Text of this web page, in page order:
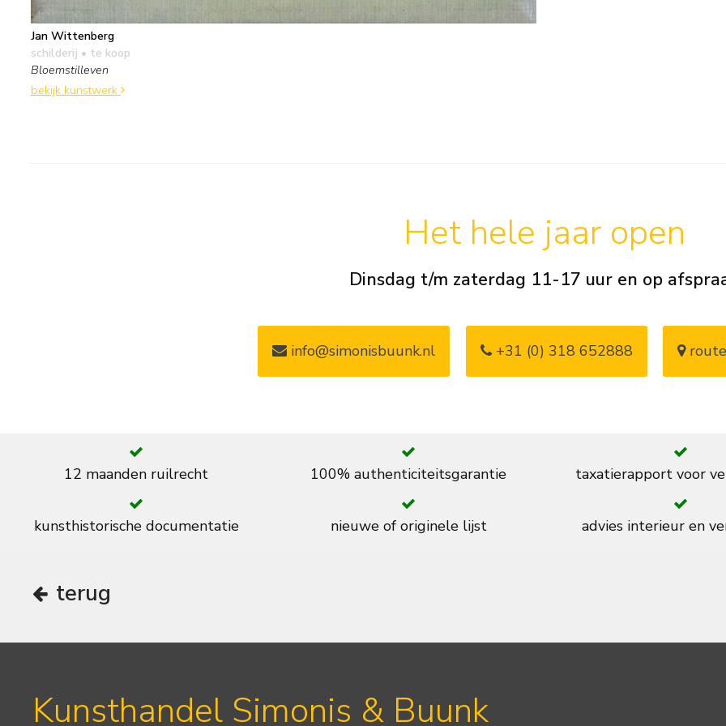
Jan Wittenberg
schilderij • te koop
Bloemstilleven
bekijk kunstwerk
Het hele jaar open
Dinsdag t/m zaterdag 11-17 uur en op
info@simonisbuunk.nl +31 (0) 318 652888
12 maanden ruilrecht 100% authenticiteitsgarantie taxatierapport voor
kunsthistorische documentatie nieuwe of originele lijst advies interieur en
terug
Kunsthandel Simonis & Buunk